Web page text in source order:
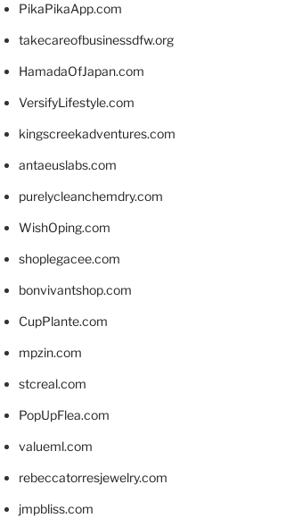
PikaPikaApp.com
takecareofbusinessdfw.org
HamadaOfJapan.com
VersifyLifestyle.com
kingscreekadventures.com
antaeuslabs.com
purelycleanchemdry.com
WishOping.com
shoplegacee.com
bonvivantshop.com
CupPlante.com
mpzin.com
stcreal.com
PopUpFlea.com
valueml.com
rebeccatorresjewelry.com
jmpbliss.com